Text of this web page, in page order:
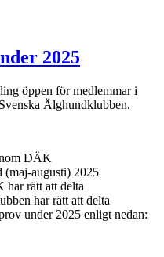
2025
öppen för medlemmar i
Älghundklubben.
DÄK
(maj-augusti) 2025
har rätt att delta
har rätt att delta
under 2025 enligt nedan: